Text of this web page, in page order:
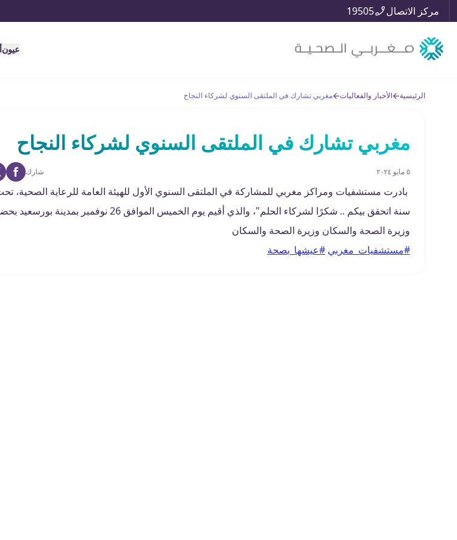
مركز الاتصال 19505
عيون
الرئيسية الأخبار والفعاليات مغربي تشارك في الملتقى السنوي لشركاء النجاح
مغربي تشارك في الملتقى السنوي لشركاء النجاح
٥ مايو ٢٠٢٤ شارك
بادرت مستشفيات ومراكز مغربي للمشاركة في الملتقى السنوي الأول للهيئة العامة للرعاية الصحية،
سنة اتحقق بيكم .. شكرًا لشركاء الحلم"، والذي أقيم يوم الخميس الموافق 26
وزيرة الصحة والسكان وزيرة الصحة والسكان
#مستشفيات_مغربي #عيشها_بصحة